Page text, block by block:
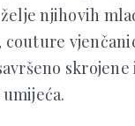
njihovih